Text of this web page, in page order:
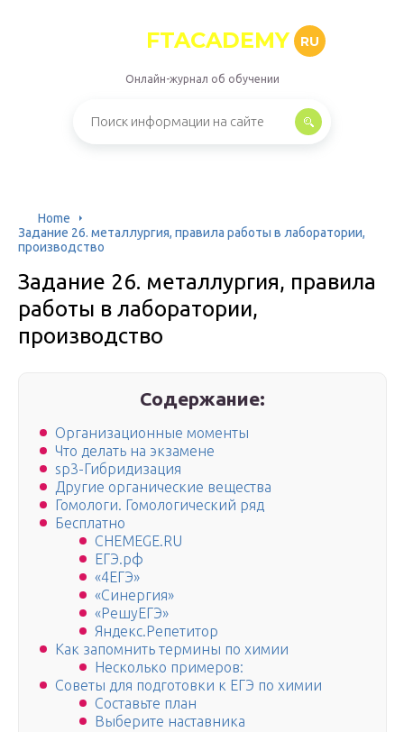
FTACADEMY RU
Онлайн-журнал об обучении
Home
Задание 26. металлургия, правила работы в лаборатории,
производство
Задание 26. металлургия, правила
работы в лаборатории,
производство
Содержание:
Организационные моменты
Что делать на экзамене
sp3-Гибридизация
Другие органические вещества
Гомологи. Гомологический ряд
Бесплатно
CHEMEGE.RU
ЕГЭ.рф
«4ЕГЭ»
«Синергия»
«РешуЕГЭ»
Яндекс.Репетитор
Как запомнить термины по химии
Несколько примеров:
Советы для подготовки к ЕГЭ по химии
Составьте план
Выберите наставника